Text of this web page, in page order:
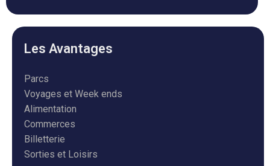
Les Avantages
Parcs
Voyages et Week ends
Alimentation
Commerces
Billetterie
Sorties et Loisirs